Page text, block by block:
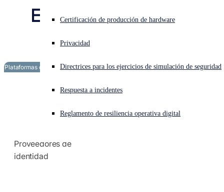
¿Está sufriendo un ciberataque? Obtenga ayuda ahora mismo
Español Open language switcher
Certificación de producción de hardware
Privacidad
Directrices para los ejercicios de simulación de seguridad
Respuesta a incidentes
Reglamento de resiliencia operativa digital
Formas de compra
Evaluación gratuita
Especificaciones
técnicas
Plataformas compatibles
Proveedores de
identidad
ZTNA y Endpoint DNS